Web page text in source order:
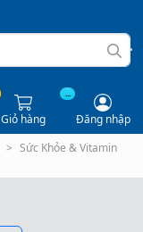
...
Giỏ hàng
Đăng nhập
Sức Khỏe & Vitamin